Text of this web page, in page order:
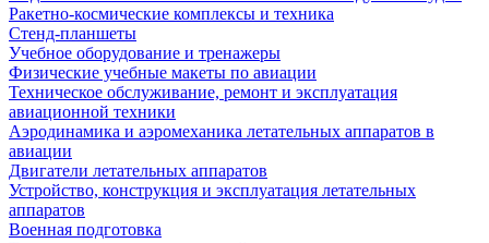
Ракетно-космические комплексы и техника
Стенд-планшеты
Учебное оборудование и тренажеры
Физические учебные макеты по авиации
Техническое обслуживание, ремонт и эксплуатация
авиационной техники
Аэродинамика и аэромеханика летательных аппаратов в
авиации
Двигатели летательных аппаратов
Устройство, конструкция и эксплуатация летательных
аппаратов
Военная подготовка